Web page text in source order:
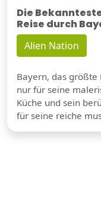
Die
Reise durch
Alien Nation
Bayern, das größte
nur für seine
Küche und sein
für seine reiche